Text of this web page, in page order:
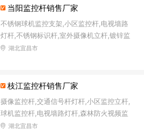
当阳监控杆销售厂家
不锈钢球机监控支架,小区监控杆,电视墙路
灯杆,不锈钢标识杆,室外摄像机立杆,镀锌监
控杆,太阳能路灯杆,太阳能监控立杆
湖北宜昌市
枝江监控杆销售厂家
摄像监控杆,交通信号杆灯杆,小区监控立杆,
球机监控杆,电视墙路灯杆,森林防火视频监
控杆,小区监控杆,道路监控立杆
湖北宜昌市